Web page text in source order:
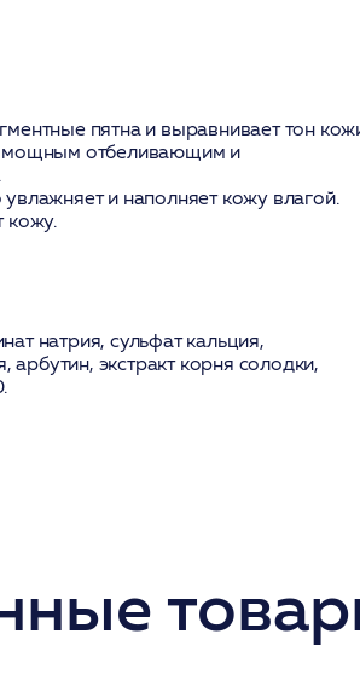
пятна и выравнивает тон
отбеливающим и
увлажняет и наполняет кожу влагой.
кожу.
натрия, сульфат кальция,
экстракт корня солодки,